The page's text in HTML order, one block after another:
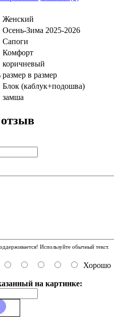
Женский
Осень-Зима 2025-2026
Сапоги
Комфорт
коричневый
размер в размер
Блок (каблук+подошва)
замша
Используйте обычный текст.
Хорошо
на картинке: